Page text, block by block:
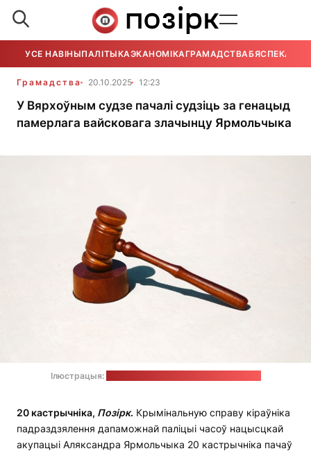
УСЕ НАВІНЫПАЛІТЫКАЭКАНОМІКАГРАМАДСТВАБЯСПЕКА
Грамадства 20.10.2025 12:23
У Вярхоўным судзе пачалі судзіць за генацыд
памерлага вайсковага злачынцу Ярмольчыка
Ілюстрацыя:
20 кастрычніка, Позірк. Крымінальную справу кіраўніка
падраздзялення дапаможнай паліцыі часоў нацысцкай
акупацыі Аляксандра Ярмольчыка 20 кастрычніка пачаў